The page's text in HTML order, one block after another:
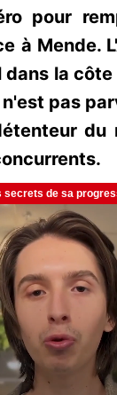
pour
à Mende.
la côte
pas
du